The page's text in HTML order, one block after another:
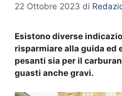
22 Ottobre 2023 di
Esistono diverse
risparmiare alla guida ed
pesanti sia per il
guasti anche gravi.